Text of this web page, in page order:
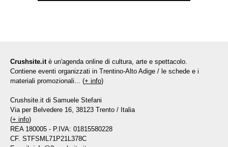
Crushsite.it è un'agenda online di cultura, arte e spettacolo.
Contiene eventi organizzati in Trentino-Alto Adige / le schede e i
materiali promozionali... (+ info)
Crushsite.it di Samuele Stefani
Via per Belvedere 16, 38123 Trento / Italia
(+ info)
REA 180005 - P.IVA: 01815580228
CF. STFSML71P21L378C